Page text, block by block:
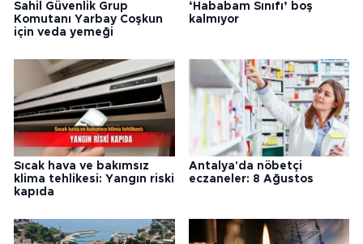
Sahil Güvenlik Grup
Komutanı Yarbay Coşkun
için veda yemeği
‘Hababam Sınıfı’ boş
kalmıyor
Sıcak hava ve bakımsız
klima tehlikesi: Yangın riski
kapıda
Antalya'da nöbetçi
eczaneler: 8 Ağustos